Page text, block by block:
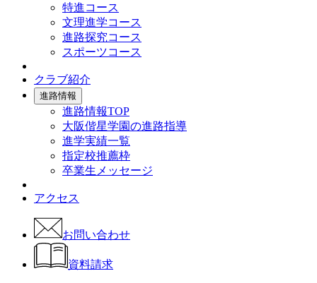
特進コース
文理進学コース
進路探究コース
スポーツコース
クラブ紹介
進路情報
進路情報TOP
大阪偕星学園の進路指導
進学実績一覧
指定校推薦枠
卒業生メッセージ
アクセス
お問い合わせ
資料請求